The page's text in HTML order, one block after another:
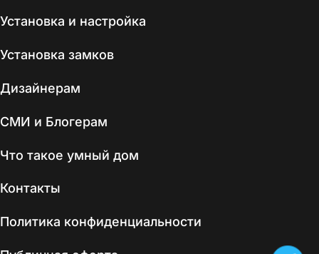
Установка и настройка
Установка замков
Дизайнерам
СМИ и Блогерам
Что такое умный дом
Контакты
Политика конфиденциальности